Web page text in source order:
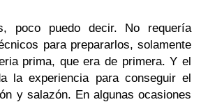
poco puedo decir. No requería
para prepararlos, solamente
prima, que era de primera. Y el
la experiencia para conseguir el
y salazón. En algunas ocasiones